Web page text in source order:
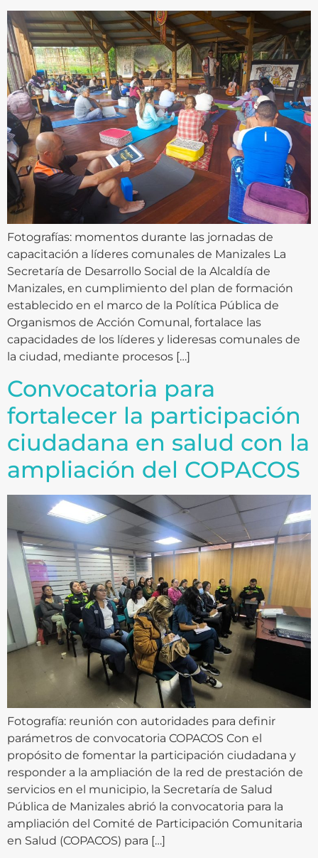
Fotografías: momentos durante las jornadas de
capacitación a líderes comunales de Manizales La
Secretaría de Desarrollo Social de la Alcaldía de
Manizales, en cumplimiento del plan de formación
establecido en el marco de la Política Pública de
Organismos de Acción Comunal, fortalace las
capacidades de los líderes y lideresas comunales de
la ciudad, mediante procesos […]
Convocatoria para
fortalecer la participación
ciudadana en salud con la
ampliación del COPACOS
Fotografía: reunión con autoridades para definir
parámetros de convocatoria COPACOS Con el
propósito de fomentar la participación ciudadana y
responder a la ampliación de la red de prestación de
servicios en el municipio, la Secretaría de Salud
Pública de Manizales abrió la convocatoria para la
ampliación del Comité de Participación Comunitaria
en Salud (COPACOS) para […]